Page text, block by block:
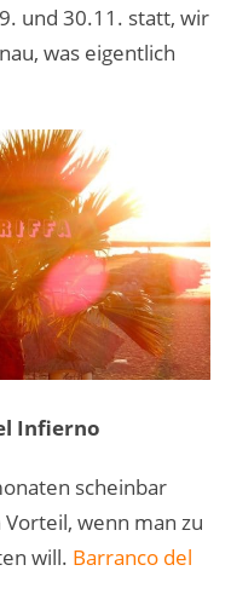
und 30.11. statt, wir
was eigentlich
Infierno
scheinbar
wenn man zu
will. Barranco del